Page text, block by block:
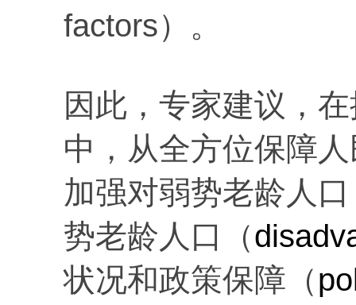
factors）。
因此，专家建议，
中，从全方位保障
加强对弱势老龄人
势老龄人口（
状况和政策保障（